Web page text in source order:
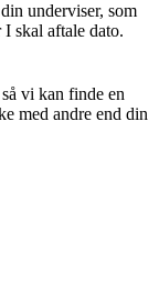
underviser, som
skal aftale dato.
vi kan finde en
med andre end din